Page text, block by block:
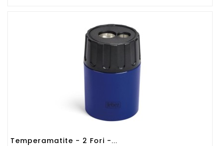
Temperamatite - 2 Fori -...